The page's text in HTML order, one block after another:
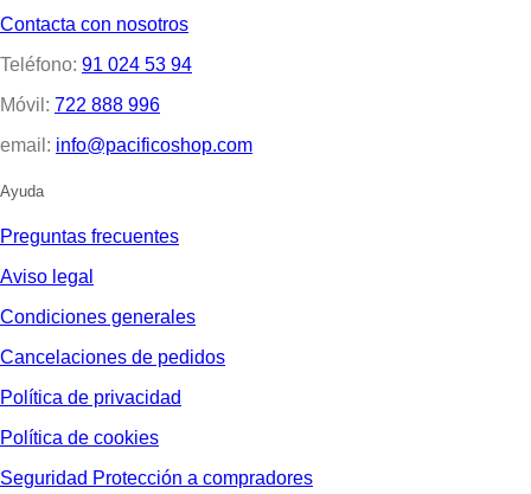
Contacta con nosotros
Teléfono: 91 024 53 94
Móvil: 722 888 996
email: info@pacificoshop.com
Ayuda
Preguntas frecuentes
Aviso legal
Condiciones generales
Cancelaciones de pedidos
Política de privacidad
Política de cookies
Seguridad Protección a compradores